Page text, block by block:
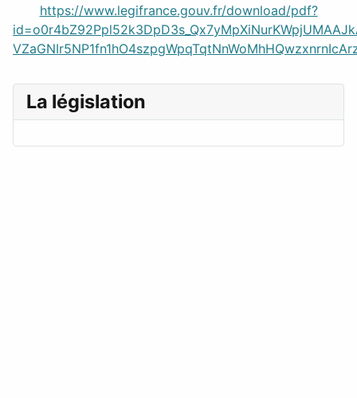
La législation
https://www.legifrance.gouv.fr/download/pdf?